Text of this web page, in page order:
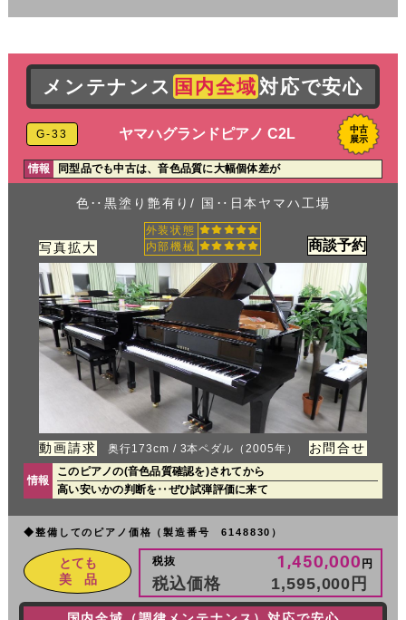
メンテナンス 国内全域 対応で安心
G-33 ヤマハグランドピアノ C2L
中古
展示
情報 同型品でも中古は、音色品質に大幅個体差が
色‥黒塗り艶有り/ 国‥日本ヤマハ工場
写真拡大
外装状態
内部機械
商談予約
動画請求 奥行173cm / 3本ペダル（2005年） お問合せ
情報
このピアノの(音色品質確認を)されてから
高い安いかの判断を‥ぜひ試弾評価に来て
◆整備してのピアノ価格（製造番号 6148830）
とても
美 品
税抜 1,450,000 円
税込価格 1,595,000 円